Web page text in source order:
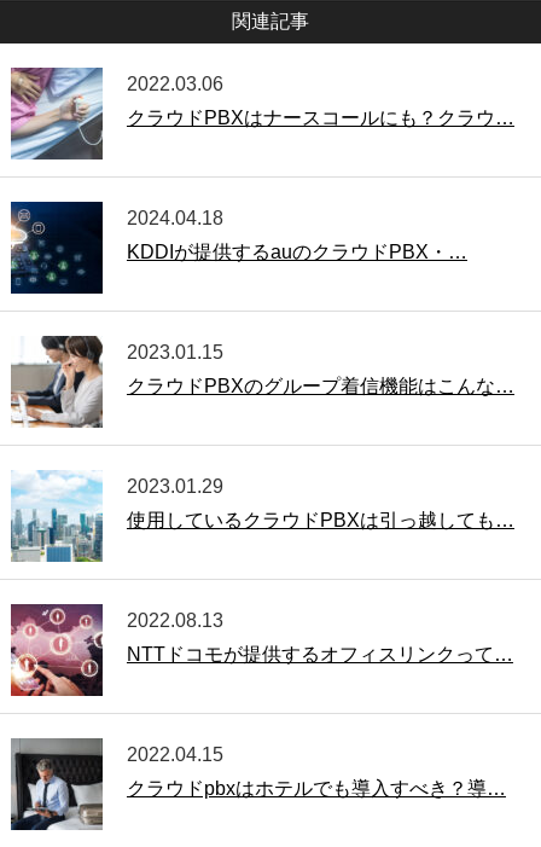
関連記事
2022.03.06
クラウドPBXはナースコールにも？クラウ…
2024.04.18
KDDIが提供するauのクラウドPBX・…
2023.01.15
クラウドPBXのグループ着信機能はこんな…
2023.01.29
使用しているクラウドPBXは引っ越しても…
2022.08.13
NTTドコモが提供するオフィスリンクって…
2022.04.15
クラウドpbxはホテルでも導入すべき？導…